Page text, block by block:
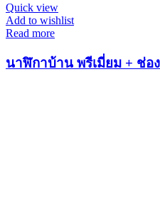
Quick view
Add to wishlist
Read more
นาฬิกาบ้าน พรีเมี่ยม + ช่อ